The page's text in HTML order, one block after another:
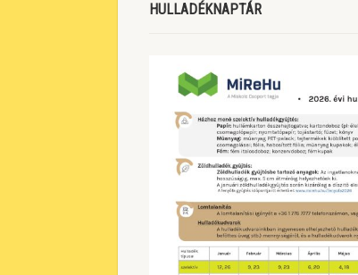
HULLADÉKNAPTÁR